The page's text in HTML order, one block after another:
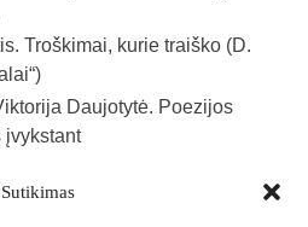
Sutikimas
Troškimai, kurie traiško (D.
Daujotytė. Poezijos
įvykstant